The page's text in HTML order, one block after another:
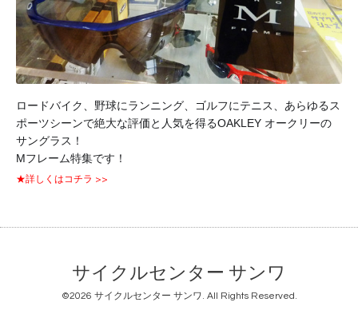
ロードバイク、野球にランニング、ゴルフにテニス、あらゆるス
ポーツシーンで絶大な評価と人気を得るOAKLEY オークリーの
サングラス！
Mフレーム特集です！
★詳しくはコチラ >>
サイクルセンター サンワ
©2026 サイクルセンター サンワ. All Rights Reserved.